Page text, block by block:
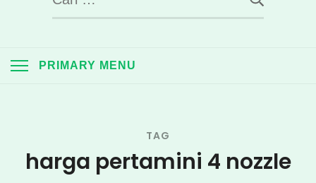
untuk:
PRIMARY MENU
TAG
harga pertamini 4 nozzle